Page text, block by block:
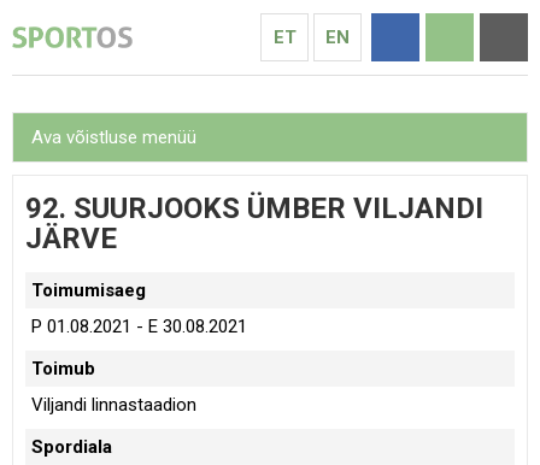
ET EN
Ava võistluse menüü
92. SUURJOOKS ÜMBER VILJANDI
JÄRVE
Toimumisaeg
P 01.08.2021 - E 30.08.2021
Toimub
Viljandi linnastaadion
Spordiala